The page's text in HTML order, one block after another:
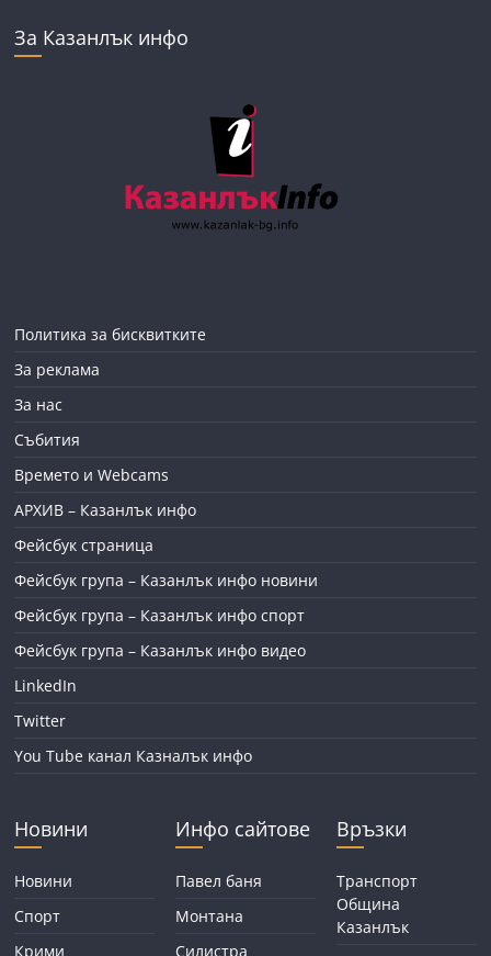
За Казанлък инфо
Политика за бисквитките
За реклама
За нас
Събития
Времето и Webcams
АРХИВ – Казанлък инфо
Фейсбук страница
Фейсбук група – Казанлък инфо новини
Фейсбук група – Казанлък инфо спорт
Фейсбук група – Казанлък инфо видео
LinkedIn
Twitter
You Tube канал Казналък инфо
Новини
Новини
Спорт
Крими
Инфо сайтове
Павел баня
Монтана
Силистра
Връзки
Транспорт
Община
Казанлък